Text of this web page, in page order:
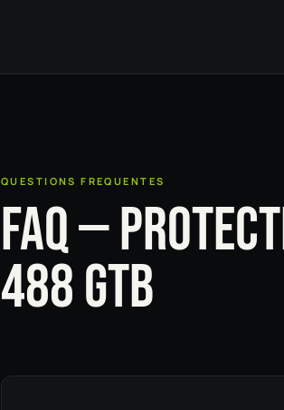
QUESTIONS FREQUENTES
FAQ —
488 GTB